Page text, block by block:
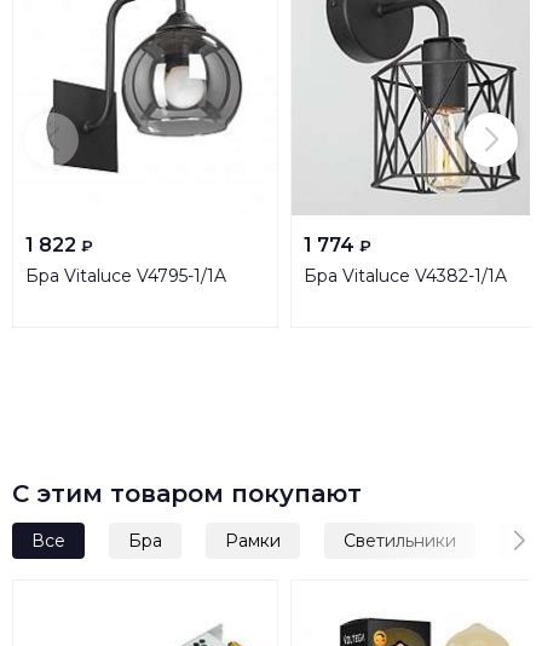
1 822 ₽
Бра Vitaluce V4795-1/1A
1 774 ₽
Бра Vitaluce V4382-1/1A
С этим товаром покупают
Все Бра Рамки Светильники